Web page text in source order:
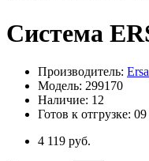
Система
Производитель: Ersa
Модель: 299170
Наличие: 12
Готов к отгрузке:
4 119 руб.